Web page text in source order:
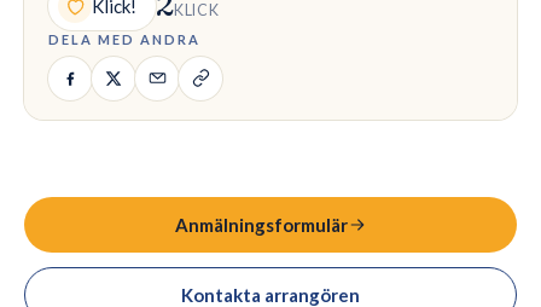
Klick! KLICK
DELA MED ANDRA
Anmälningsformulär
Kontakta arrangören